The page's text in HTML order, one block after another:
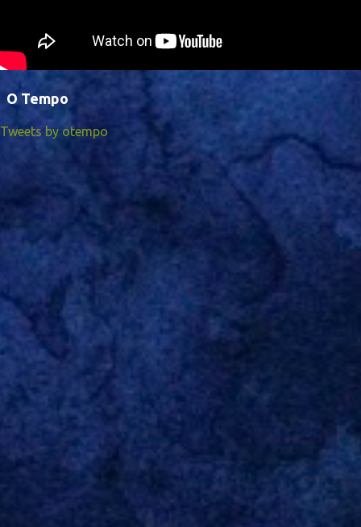
O Tempo
Tweets by otempo